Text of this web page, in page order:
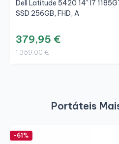
Dell Latitude 5420 14" I7
SSD 256GB, FHD, A
379,95 €
1 359,00 €
Portáteis
-61%